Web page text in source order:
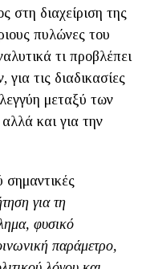
στη διαχείριση της
πυλώνες του
τι προβλέπει
τις διαδικασίες
μεταξύ των
και για την
για τη
φυσικό
παράμετρο,